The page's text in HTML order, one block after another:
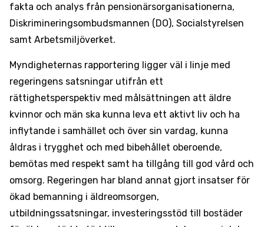
fakta och analys från pensionärsorganisationerna,
Diskrimineringsombudsmannen (DO), Socialstyrelsen
samt Arbetsmiljöverket.
Myndigheternas rapportering ligger väl i linje med
regeringens satsningar utifrån ett
rättighetsperspektiv med målsättningen att äldre
kvinnor och män ska kunna leva ett aktivt liv och ha
inflytande i samhället och över sin vardag, kunna
åldras i trygghet och med bibehållet oberoende,
bemötas med respekt samt ha tillgång till god vård och
omsorg. Regeringen har bland annat gjort insatser för
ökad bemanning i äldreomsorgen,
utbildningssatsningar, investeringsstöd till bostäder